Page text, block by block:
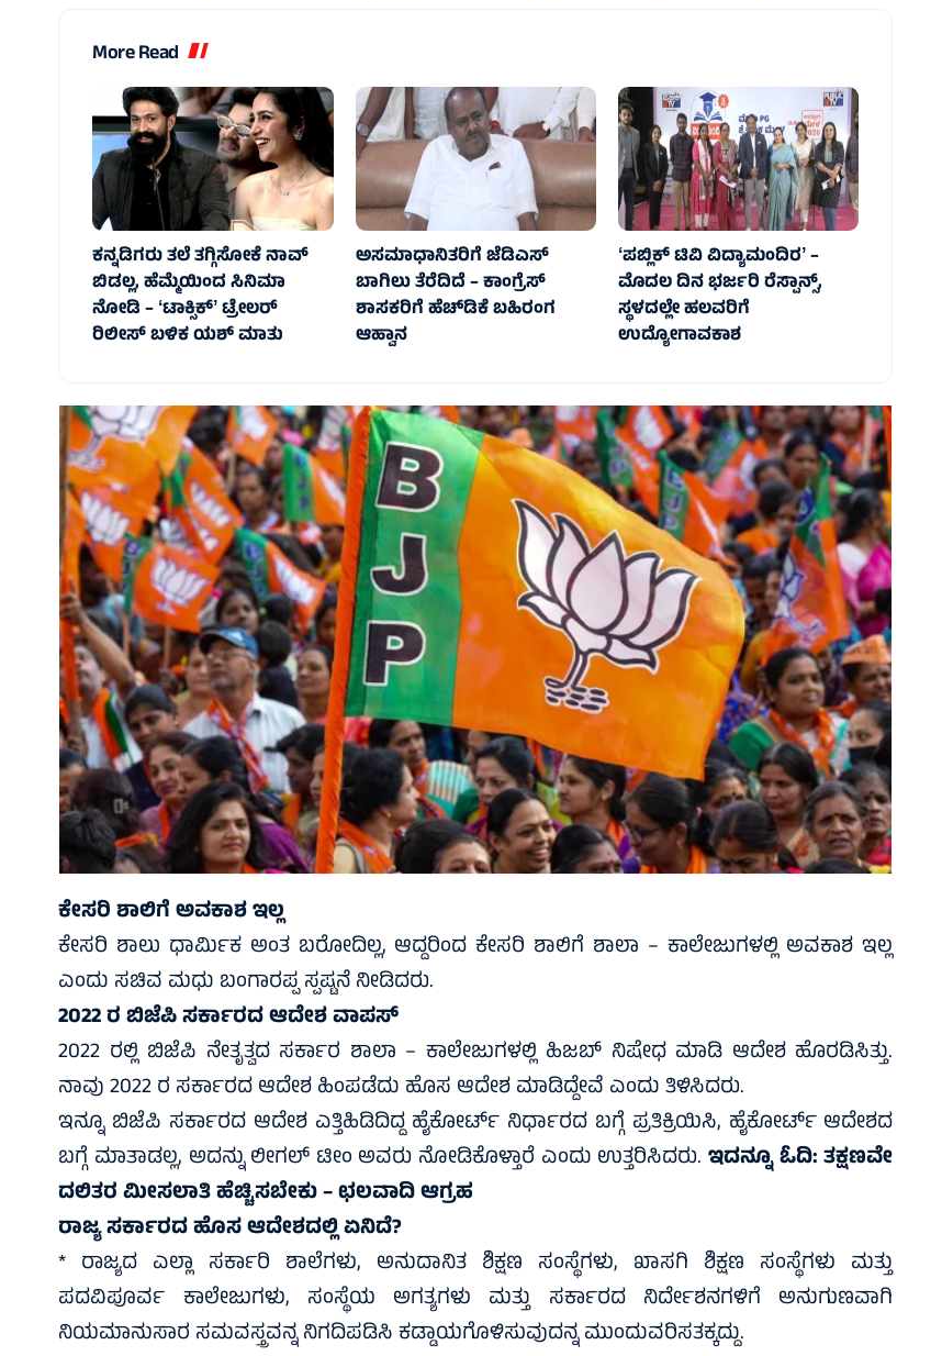
More Read
ಕನ್ನಡಿಗರು ತಲೆ ತಗ್ಗಿಸೋಕೆ ನಾವ್‌
ಬಿಡಲ್ಲ, ಹೆಮ್ಮೆಯಿಂದ ಸಿನಿಮಾ
ನೋಡಿ – ʻಟಾಕ್ಸಿಕ್‌ʼ ಟ್ರೇಲರ್‌
ರಿಲೀಸ್‌ ಬಳಿಕ ಯಶ್‌ ಮಾತು
ಅಸಮಾಧಾನಿತರಿಗೆ ಜೆಡಿಎಸ್‌‍
ಬಾಗಿಲು ತೆರೆದಿದೆ – ಕಾಂಗ್ರೆಸ್‌‍
ಶಾಸಕರಿಗೆ ಹೆಚ್‌ಡಿಕೆ ಬಹಿರಂಗ
ಆಹ್ವಾನ
ʻಪಬ್ಲಿಕ್‌ ಟಿವಿ ವಿದ್ಯಾಮಂದಿರʼ –
ಮೊದಲ ದಿನ ಭರ್ಜರಿ ರೆಸ್ಪಾನ್ಸ್‌,
ಸ್ಥಳದಲ್ಲೇ ಹಲವರಿಗೆ
ಉದ್ಯೋಗಾವಕಾಶ
ಕೇಸರಿ ಶಾಲಿಗೆ ಅವಕಾಶ ಇಲ್ಲ
ಕೇಸರಿ ಶಾಲು ಧಾರ್ಮಿಕ ಅಂತ ಬರೋದಿಲ್ಲ, ಆದ್ದರಿಂದ ಕೇಸರಿ ಶಾಲಿಗೆ ಶಾಲಾ – ಕಾಲೇಜುಗಳಲ್ಲಿ ಅವಕಾಶ ಇಲ್ಲ
ಎಂದು ಸಚಿವ ಮಧು ಬಂಗಾರಪ್ಪ ಸ್ಪಷ್ಟನೆ ನೀಡಿದರು.
2022 ರ ಬಿಜೆಪಿ ಸರ್ಕಾರದ ಆದೇಶ ವಾಪಸ್‌
2022 ರಲ್ಲಿ ಬಿಜೆಪಿ ನೇತೃತ್ವದ ಸರ್ಕಾರ ಶಾಲಾ – ಕಾಲೇಜುಗಳಲ್ಲಿ ಹಿಜಬ್‌ ನಿಷೇಧ ಮಾಡಿ ಆದೇಶ ಹೊರಡಿಸಿತ್ತು.
ನಾವು 2022 ರ ಸರ್ಕಾರದ ಆದೇಶ ಹಿಂಪಡೆದು ಹೊಸ ಆದೇಶ ಮಾಡಿದ್ದೇವೆ ಎಂದು ತಿಳಿಸಿದರು.
ಇನ್ನೂ ಬಿಜೆಪಿ ಸರ್ಕಾರದ ಆದೇಶ ಎತ್ತಿಹಿಡಿದಿದ್ದ ಹೈಕೋರ್ಟ್‌ ನಿರ್ಧಾರದ ಬಗ್ಗೆ ಪ್ರತಿಕ್ರಿಯಿಸಿ, ಹೈಕೋರ್ಟ್ ಆದೇಶದ
ಬಗ್ಗೆ ಮಾತಾಡಲ್ಲ, ಅದನ್ನು ಲೀಗಲ್ ಟೀಂ ಅವರು ನೋಡಿಕೊಳ್ತಾರೆ ಎಂದು ಉತ್ತರಿಸಿದರು.ಇದನ್ನೂ ಓದಿ:ತಕ್ಷಣವೇ
ದಲಿತರ ಮೀಸಲಾತಿ ಹೆಚ್ಚಿಸಬೇಕು – ಛಲವಾದಿ ಆಗ್ರಹ
ರಾಜ್ಯ ಸರ್ಕಾರದ ಹೊಸ ಆದೇಶದಲ್ಲಿ ಏನಿದೆ?
* ರಾಜ್ಯದ ಎಲ್ಲಾ ಸರ್ಕಾರಿ ಶಾಲೆಗಳು, ಅನುದಾನಿತ ಶಿಕ್ಷಣ ಸಂಸ್ಥೆಗಳು, ಖಾಸಗಿ ಶಿಕ್ಷಣ ಸಂಸ್ಥೆಗಳು ಮತ್ತು
ಪದವಿಪೂರ್ವ ಕಾಲೇಜುಗಳು, ಸಂಸ್ಥೆಯ ಅಗತ್ಯಗಳು ಮತ್ತು ಸರ್ಕಾರದ ನಿರ್ದೇಶನಗಳಿಗೆ ಅನುಗುಣವಾಗಿ
ನಿಯಮಾನುಸಾರ ಸಮವಸ್ತ್ರವನ್ನ ನಿಗದಿಪಡಿಸಿ ಕಡ್ಡಾಯಗೊಳಿಸುವುದನ್ನ ಮುಂದುವರಿಸತಕ್ಕದ್ದು.